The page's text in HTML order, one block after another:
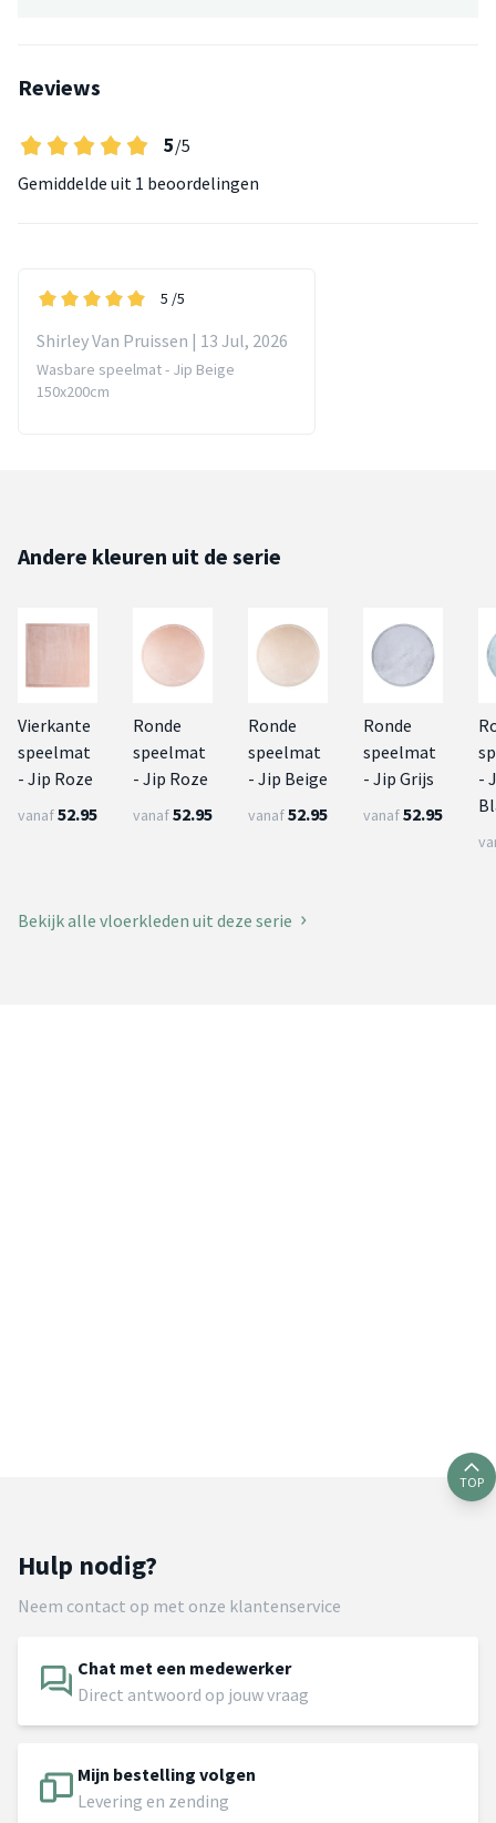
Reviews
5/5
Gemiddelde uit 1 beoordelingen
5 /5
Shirley Van Pruissen | 13 Jul, 2026
Wasbare speelmat - Jip Beige
150x200cm
Andere kleuren uit de serie
Vierkante
speelmat
- Jip Roze
vanaf52.95
Ronde
speelmat
- Jip Roze
vanaf52.95
Ronde
speelmat
- Jip Beige
vanaf52.95
Ronde
speelmat
- Jip Grijs
vanaf52.95
-
Bekijk alle vloerkleden uit deze serie
TOP
Hulp nodig?
Neem contact op met onze klantenservice
Chat met een medewerker
Direct antwoord op jouw vraag
Mijn bestelling volgen
Levering en zending